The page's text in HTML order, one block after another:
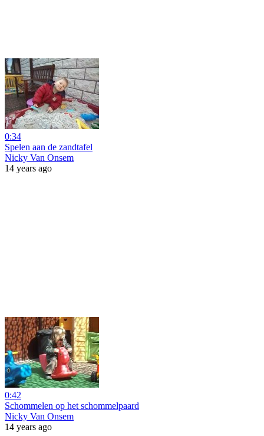
0:34
Spelen aan de zandtafel
Nicky Van Onsem
14 years ago
0:42
Schommelen op het schommelpaard
Nicky Van Onsem
14 years ago